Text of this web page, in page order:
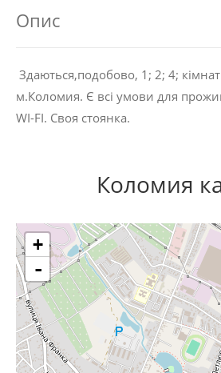
Опис
Здаються,подобово, 1; 2; 4;
м.Коломия. Є всі умови для
WI-FI. Своя стоянка.
Коломия
+
-